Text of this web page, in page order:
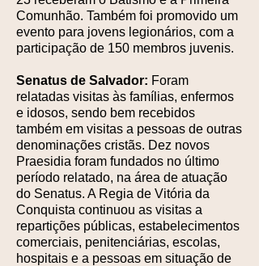
Comunhão. Também foi promovido um
evento para jovens legionários, com a
participação de 150 membros juvenis.
Senatus de Salvador: Foram
relatadas visitas às famílias, enfermos
e idosos, sendo bem recebidos
também em visitas a pessoas de outras
denominações cristãs. Dez novos
Praesidia foram fundados no último
período relatado, na área de atuação
do Senatus. A Regia de Vitória da
Conquista continuou as visitas a
repartições públicas, estabelecimentos
comerciais, penitenciárias, escolas,
hospitais e a pessoas em situação de